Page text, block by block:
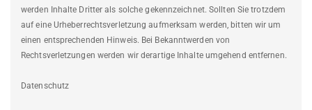
werden Inhalte Dritter als solche gekennzeichnet. Sollten Sie trotzdem
auf eine Urheberrechtsverletzung aufmerksam werden, bitten wir um
einen entsprechenden Hinweis. Bei Bekanntwerden von
Rechtsverletzungen werden wir derartige Inhalte umgehend entfernen.
Datenschutz